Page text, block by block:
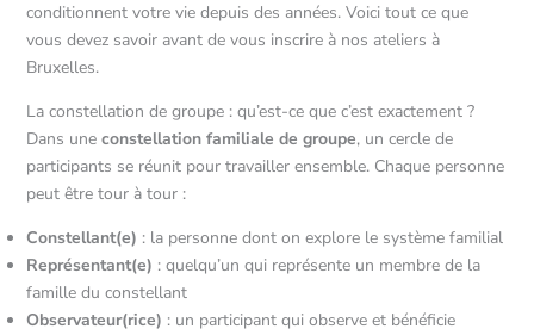
conditionnent votre vie depuis des années. Voici tout ce que
vous devez savoir avant de vous inscrire à nos ateliers à
Bruxelles.
La constellation de groupe : qu’est-ce que c’est exactement ?
Dans une constellation familiale de groupe, un cercle de
participants se réunit pour travailler ensemble. Chaque personne
peut être tour à tour :
Constellant(e) : la personne dont on explore le système familial
Représentant(e) : quelqu’un qui représente un membre de la
famille du constellant
Observateur(rice) : un participant qui observe et bénéficie